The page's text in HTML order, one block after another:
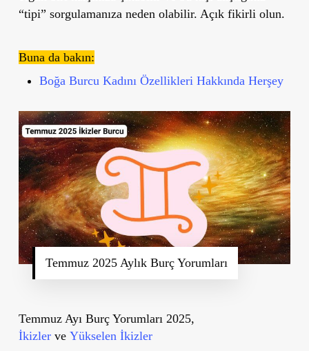
“tipi” sorgulamanıza neden olabilir. Açık fikirli olun.
Buna da bakın:
Boğa Burcu Kadını Özellikleri Hakkında Herşey
Temmuz 2025 Aylık Burç Yorumları
Temmuz Ayı Burç Yorumları 2025,
İkizlerve Yükselen İkizler